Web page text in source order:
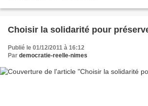
Choisir la solidarité pour
Publié le 01/12/2011 à 16:12
Par democratie-reelle-nimes